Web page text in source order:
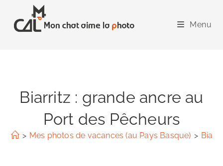
content
Menu
Biarritz : grande ancre au
Port des Pêcheurs
> Mes photos de vacances (au Pays Basque) >